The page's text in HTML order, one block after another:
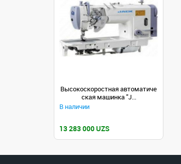
Высокоскоростная автоматиче
ская машинка "J...
В наличии
13 283 000 UZS